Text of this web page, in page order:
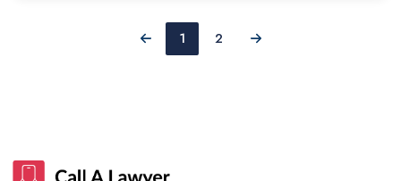
Précédent
1 2 Suivant